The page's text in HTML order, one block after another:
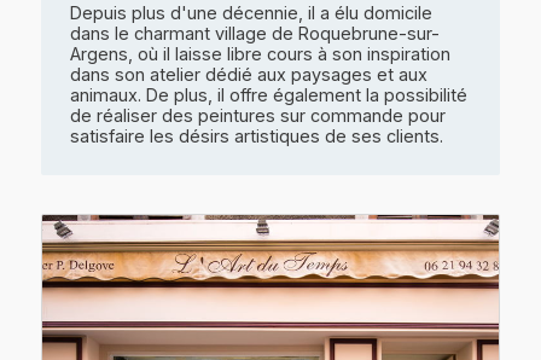
Depuis plus d'une décennie, il a élu domicile
dans le charmant village de Roquebrune-sur-
Argens, où il laisse libre cours à son inspiration
dans son atelier dédié aux paysages et aux
animaux. De plus, il offre également la possibilité
de réaliser des peintures sur commande pour
satisfaire les désirs artistiques de ses clients.